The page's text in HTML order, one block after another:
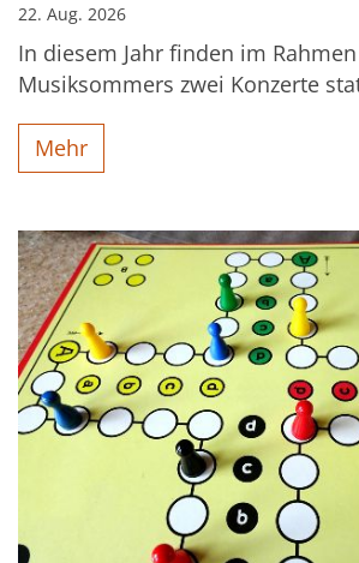
22. Aug. 2026
In diesem Jahr finden im
Musiksommers zwei Konzerte
Mehr